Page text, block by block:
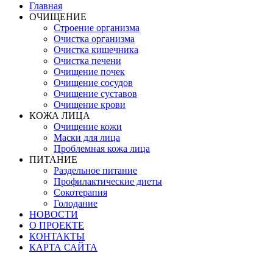
Главная
ОЧИЩЕНИЕ
Строение организма
Очистка организма
Очистка кишечника
Очистка печени
Очищение почек
Очищение сосудов
Очищение суставов
Очищение крови
КОЖА ЛИЦА
Очищение кожи
Маски для лица
Проблемная кожа лица
ПИТАНИЕ
Раздельное питание
Профилактические диеты
Сокотерапия
Голодание
НОВОСТИ
О ПРОЕКТЕ
КОНТАКТЫ
КАРТА САЙТА